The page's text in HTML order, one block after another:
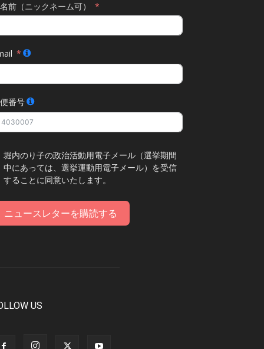
前（ニックネーム可）
番号
堀内のり子の政治活動用電子メール（選挙期間
中にあっては、選挙運動用電子メール）を受信
することに同意いたします。
ニュースレターを購読する
US